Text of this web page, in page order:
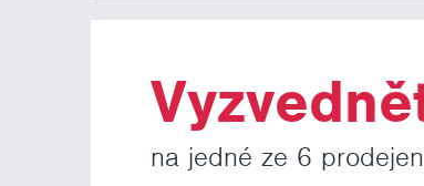
na jedné ze 6